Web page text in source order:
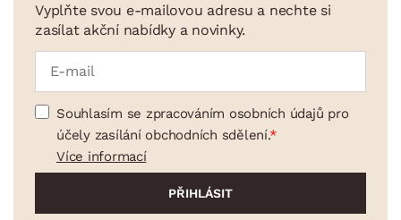
Vyplňte svou e-mailovou adresu a nechte si
zasílat akční nabídky a novinky.
Souhlasím se zpracováním osobních údajů pro
účely zasílání obchodních sdělení.
Více informací